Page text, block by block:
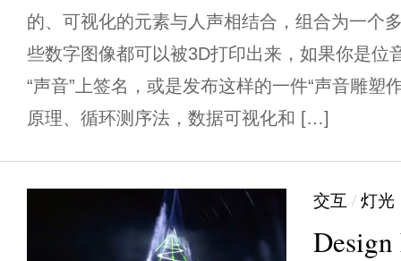
的、可视化的元素与人声相结合，组合为一个
些数字图像都可以被3D打印出来，如果你是位
“声音”上签名，或是发布这样的一件“声音雕塑
原理、循环测序法，数据可视化和 […]
交互 / 灯光